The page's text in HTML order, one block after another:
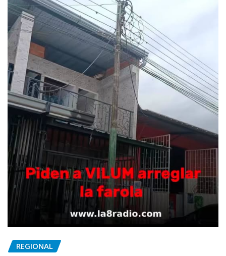
REGIONAL